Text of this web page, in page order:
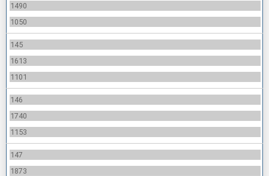
1490
1050
145
1613
1101
146
1740
1153
147
1873